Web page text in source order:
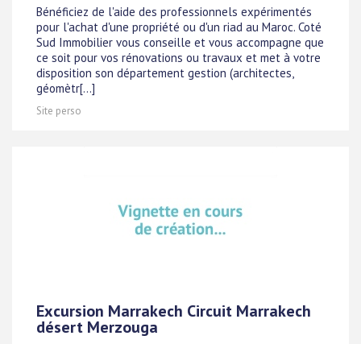
Bénéficiez de l'aide des professionnels expérimentés
pour l'achat d'une propriété ou d'un riad au Maroc. Coté
Sud Immobilier vous conseille et vous accompagne que
ce soit pour vos rénovations ou travaux et met à votre
disposition son département gestion (architectes,
géomètr[...]
Site perso
Excursion Marrakech Circuit Marrakech
désert Merzouga